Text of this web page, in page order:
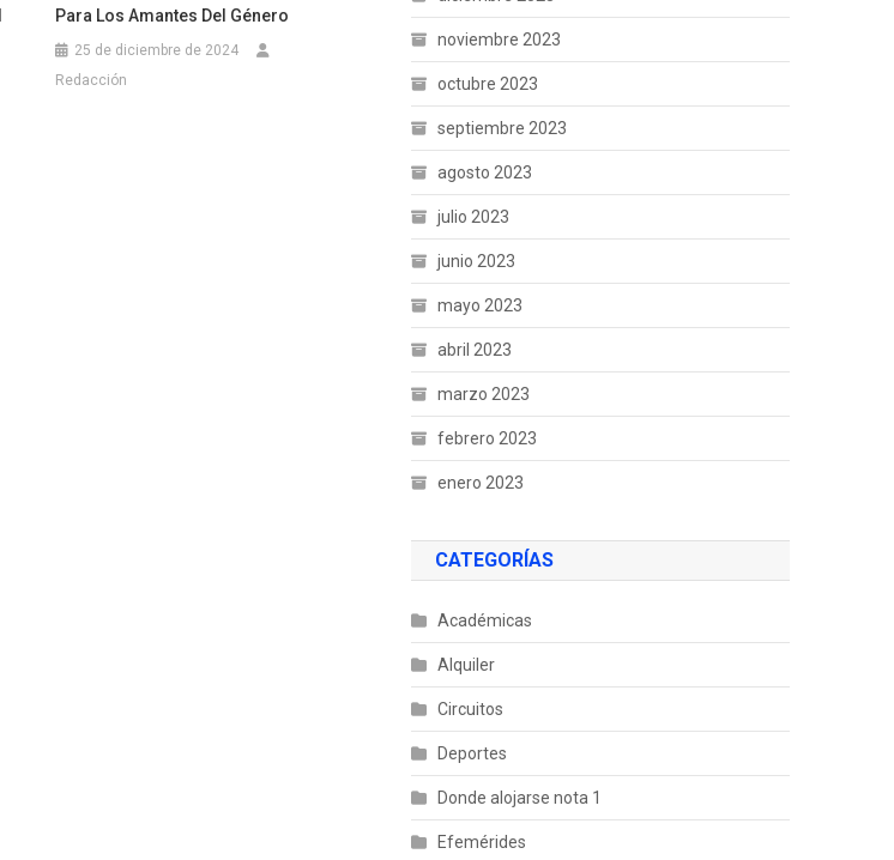
Para Los Amantes Del Género
25 de diciembre de 2024
Redacción
noviembre 2023
octubre 2023
septiembre 2023
agosto 2023
julio 2023
junio 2023
mayo 2023
abril 2023
marzo 2023
febrero 2023
enero 2023
CATEGORÍAS
Académicas
Alquiler
Circuitos
Deportes
Donde alojarse nota 1
Efemérides